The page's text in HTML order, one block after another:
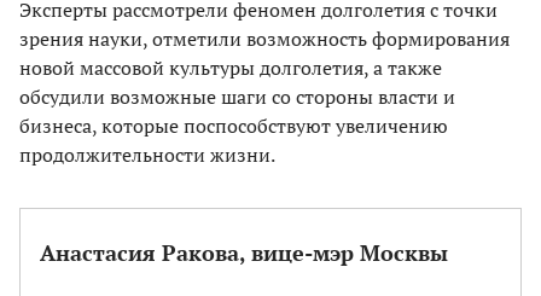
Эксперты рассмотрели феномен долголетия с точки
зрения науки, отметили возможность формирования
новой массовой культуры долголетия, а также
обсудили возможные шаги со стороны власти и
бизнеса, которые поспособствуют увеличению
продолжительности жизни.
Анастасия Ракова, вице-мэр Москвы